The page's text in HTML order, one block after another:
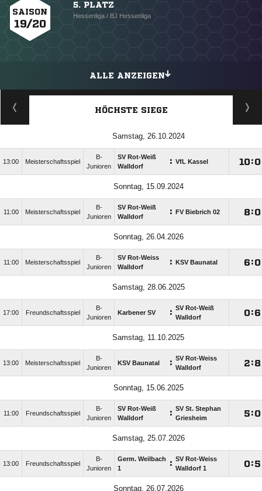
SAISON
19/20
5. PLATZ
Hessenliga / BJ Hessenliga
ALLE ANZEIGEN
HÖCHSTE SIEGE
Samstag, 26.10.2024
13:00 Meisterschaftsspiel
B-
Junioren
SV Rot-Weiß
Walldorf
: VfL Kassel :
Sonntag, 15.09.2024
11:00 Meisterschaftsspiel
B-
Junioren
SV Rot-Weiß
Walldorf
: FV Biebrich 02 :
Sonntag, 26.04.2026
11:00 Meisterschaftsspiel
B-
Junioren
SV Rot-Weiss
Walldorf
: KSV Baunatal :
Samstag, 28.06.2025
17:00 Freundschaftsspiel
B-
Junioren
Karbener SV : SV Rot-Weiß
Walldorf
:
Samstag, 11.10.2025
13:00 Meisterschaftsspiel
B-
Junioren
KSV Baunatal : SV Rot-Weiss
Walldorf
:
Sonntag, 15.06.2025
11:00 Freundschaftsspiel
B-
Junioren
SV Rot-Weiß
Walldorf
: SV St. Stephan
Griesheim
:
Samstag, 25.07.2026
13:00 Freundschaftsspiel
B-
Junioren
Germ. Weilbach
1
: SV Rot-Weiss
Walldorf 1
:
Sonntag, 26.07.2026